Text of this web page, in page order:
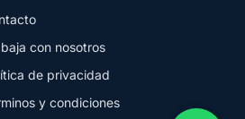
con nosotros
de privacidad
y condiciones